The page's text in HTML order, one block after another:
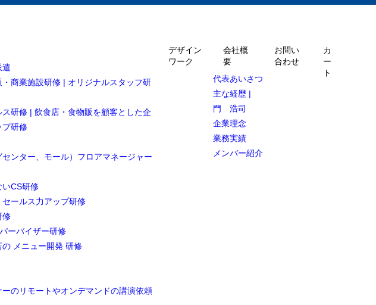
商業施設研修 | オリジナルスタッフ研
研修 | 飲食店・食物販を顧客とした企
プ研修
ンター、モール）フロアマネージャー
CS研修
ールス力アップ研修
修
ーバイザー研修
メニュー開発 研修
のリモートやオンデマンドの講演依頼
デザイン
ワーク
会社概
要
代表あいさつ
主な経歴 |
門 浩司
企業理念
業務実績
メンバー紹介
お問い
合わせ
カ
ー
ト